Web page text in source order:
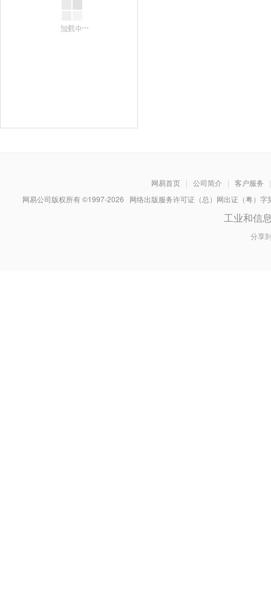
网易首页 | 公司简介 | 客户服务
|
网易公司版权所有 ©1997-2026 网络出版服务许可证（总）网出证（粤）
工业和信
分享